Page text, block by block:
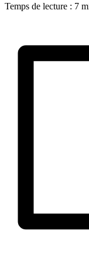
Temps de lecture : 7